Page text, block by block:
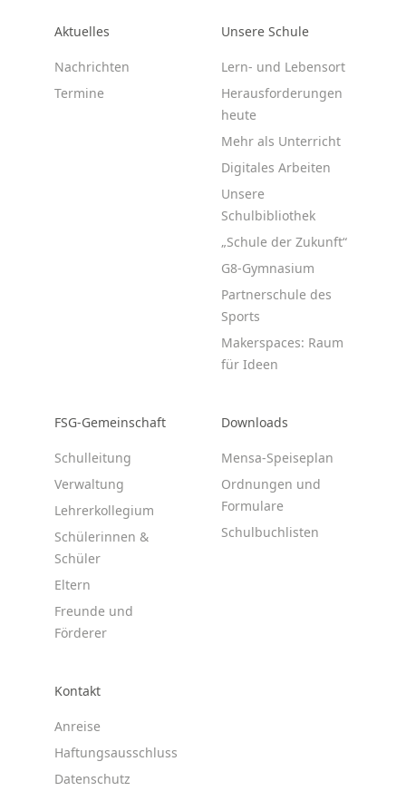
Aktuelles
Nachrichten
Termine
Unsere Schule
Lern- und Lebensort
Herausforderungen
heute
Mehr als Unterricht
Digitales Arbeiten
Unsere
Schulbibliothek
„Schule der Zukunft“
G8-Gymnasium
Partnerschule des
Sports
Makerspaces: Raum
für Ideen
FSG-Gemeinschaft
Schulleitung
Verwaltung
Lehrerkollegium
Schülerinnen &
Schüler
Eltern
Freunde und
Förderer
Downloads
Mensa-Speiseplan
Ordnungen und
Formulare
Schulbuchlisten
Kontakt
Anreise
Haftungsausschluss
Datenschutz